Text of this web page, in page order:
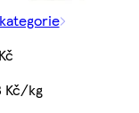
Kč/kg